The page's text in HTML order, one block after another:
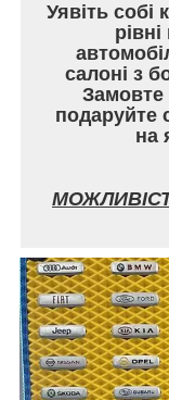
Уявіть собі
салоні з
Замовте
подаруйте
на